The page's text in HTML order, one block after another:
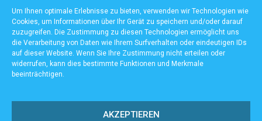
Um Ihnen optimale Erlebnisse zu bieten, verwenden wir Technologien wie
Cookies, um Informationen über Ihr Gerät zu speichern und/oder darauf
zuzugreifen. Die Zustimmung zu diesen Technologien ermöglicht uns
die Verarbeitung von Daten wie Ihrem Surfverhalten oder eindeutigen IDs
auf dieser Website. Wenn Sie Ihre Zustimmung nicht erteilen oder
widerrufen, kann dies bestimmte Funktionen und Merkmale
beeinträchtigen.
AKZEPTIEREN
Tolle Fotocollagen selber gestalten